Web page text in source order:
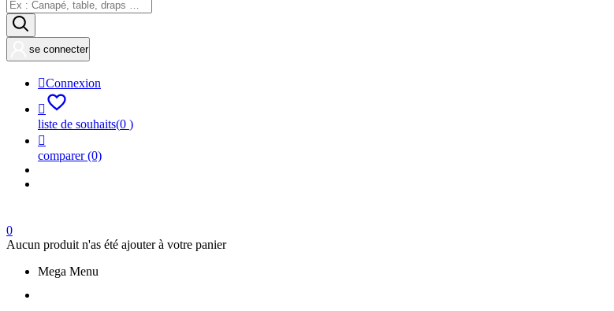
se connecter
Connexion

liste de souhaits(0 )

comparer(0)
0
Aucun produit n'as été ajouter à votre panier
Mega Menu